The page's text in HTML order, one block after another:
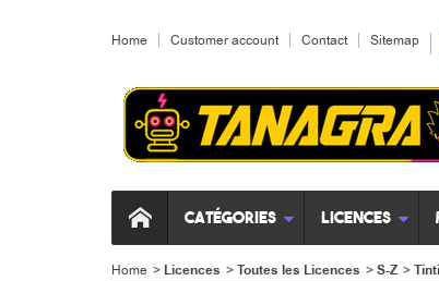
Home Customer account Contact Sitemap
Catégories Licences
Home > Licences >Toutes les Licences >S-Z >